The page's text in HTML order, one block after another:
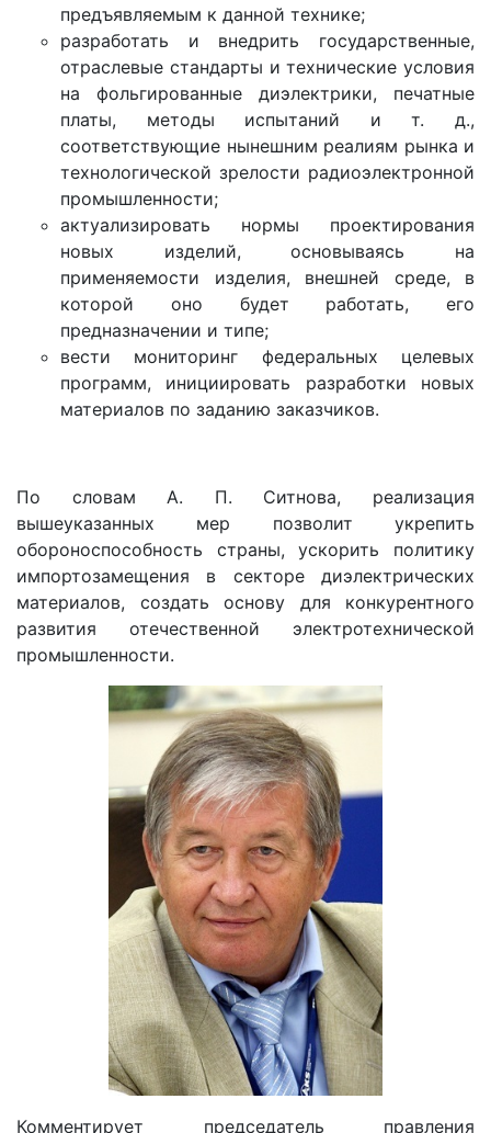
предъявляемым к данной технике;
разработать и внедрить государственные,
отраслевые стандарты и технические условия
на фольгированные диэлектрики, печатные
платы, методы испытаний и т. д.,
соответствующие нынешним реалиям рынка и
технологической зрелости радиоэлектронной
промышленности;
актуализировать нормы проектирования
новых изделий, основываясь на
применяемости изделия, внешней среде, в
которой оно будет работать, его
предназначении и типе;
вести мониторинг федеральных целевых
программ, инициировать разработки новых
материалов по заданию заказчиков.
По словам А. П. Ситнова, реализация
вышеуказанных мер позволит укрепить
обороноспособность страны, ускорить политику
импортозамещения в секторе диэлектрических
материалов, создать основу для конкурентного
развития отечественной электротехнической
промышленности.
Комментирует председатель правления